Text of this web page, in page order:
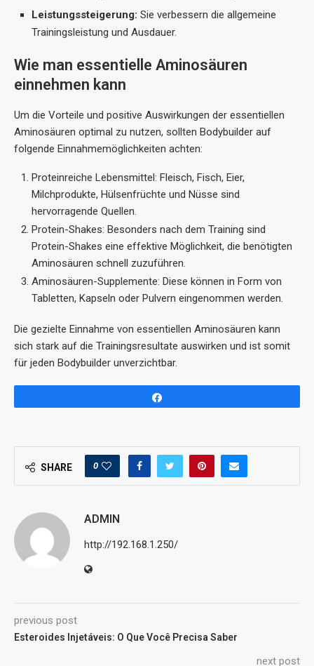
Leistungssteigerung: Sie verbessern die allgemeine
Trainingsleistung und Ausdauer.
Wie man essentielle Aminosäuren
einnehmen kann
Um die Vorteile und positive Auswirkungen der essentiellen
Aminosäuren optimal zu nutzen, sollten Bodybuilder auf
folgende Einnahmemöglichkeiten achten:
Proteinreiche Lebensmittel: Fleisch, Fisch, Eier,
Milchprodukte, Hülsenfrüchte und Nüsse sind
hervorragende Quellen.
Protein-Shakes: Besonders nach dem Training sind
Protein-Shakes eine effektive Möglichkeit, die benötigten
Aminosäuren schnell zuzuführen.
Aminosäuren-Supplemente: Diese können in Form von
Tabletten, Kapseln oder Pulvern eingenommen werden.
Die gezielte Einnahme von essentiellen Aminosäuren kann
sich stark auf die Trainingsresultate auswirken und ist somit
für jeden Bodybuilder unverzichtbar.
SHARE 0
ADMIN
http://192.168.1.250/
previous post
Esteroides Injetáveis: O Que Você Precisa Saber
next post